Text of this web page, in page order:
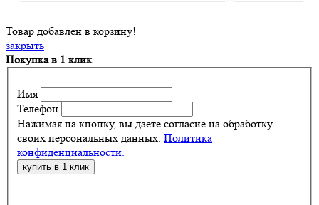
Товар добавлен в корзину!
закрыть
Покупка в 1 клик
Имя
Телефон
Нажимая на кнопку, вы даете согласие на обработку
своих персональных данных. Политика
конфиденциальности.